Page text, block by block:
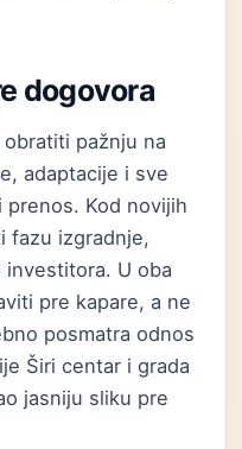
dogovora
pažnju na
adaptacije i sve
Kod novijih
fazu izgradnje,
U oba
pre kapare, a ne
posmatra odnos
Širi centar i grada
jasniju sliku pre